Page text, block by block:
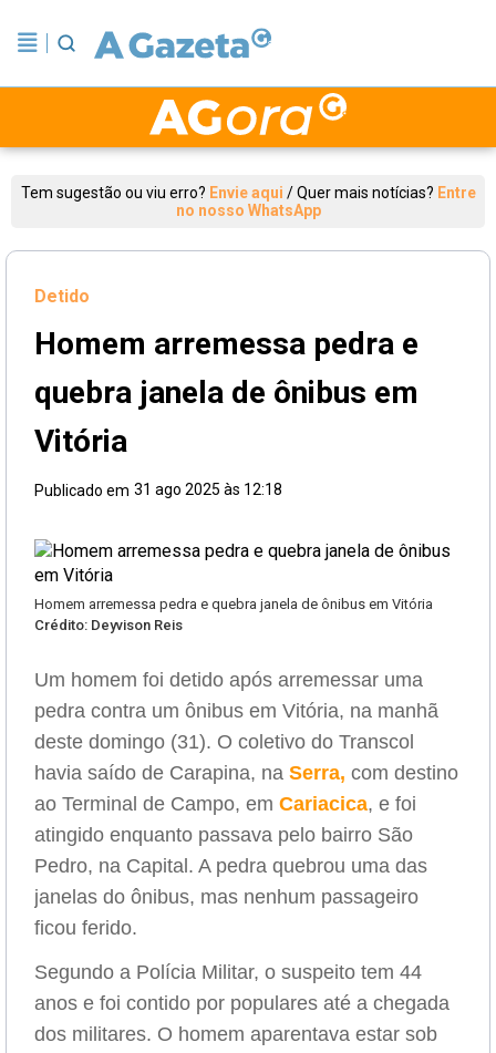
Tem sugestão ou viu erro? Envie aqui /Quer mais notícias? Entre
no nosso WhatsApp
Detido
Homem arremessa pedra e
quebra janela de ônibus em
Vitória
Publicado em 31 ago 2025 às 12:18
Homem arremessa pedra e quebra janela de ônibus em Vitória
Crédito: Deyvison Reis
Um homem foi detido após arremessar uma
pedra contra um ônibus em Vitória, na manhã
deste domingo (31). O coletivo do Transcol
havia saído de Carapina, na Serra, com destino
ao Terminal de Campo, em Cariacica, e foi
atingido enquanto passava pelo bairro São
Pedro, na Capital. A pedra quebrou uma das
janelas do ônibus, mas nenhum passageiro
ficou ferido.
Segundo a Polícia Militar, o suspeito tem 44
anos e foi contido por populares até a chegada
dos militares. O homem aparentava estar sob